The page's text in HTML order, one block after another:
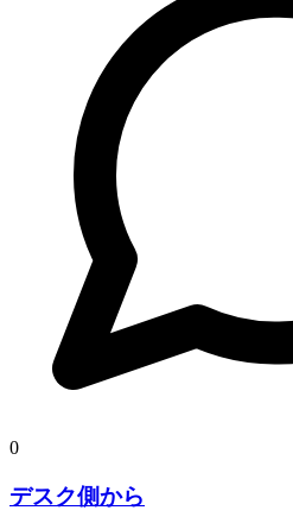
0
デスク側から